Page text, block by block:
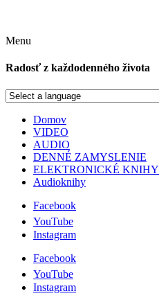
Menu
Radosť z každodenného života
Domov
VIDEO
AUDIO
DENNÉ ZAMYSLENIE
ELEKTRONICKÉ KNIHY
Audioknihy
Facebook
YouTube
Instagram
Facebook
YouTube
Instagram